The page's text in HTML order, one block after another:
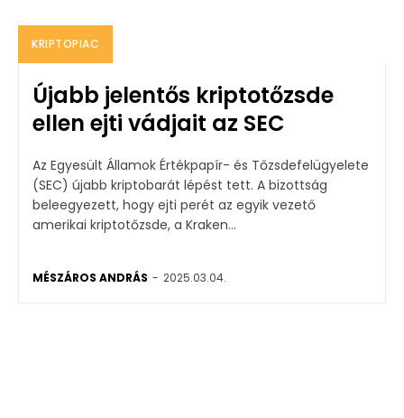
KRIPTOPIAC
Újabb jelentős kriptotőzsde
ellen ejti vádjait az SEC
Az Egyesült Államok Értékpapír- és Tőzsdefelügyelete
(SEC) újabb kriptobarát lépést tett. A bizottság
beleegyezett, hogy ejti perét az egyik vezető
amerikai kriptotőzsde, a Kraken...
MÉSZÁROS ANDRÁS - 2025.03.04.